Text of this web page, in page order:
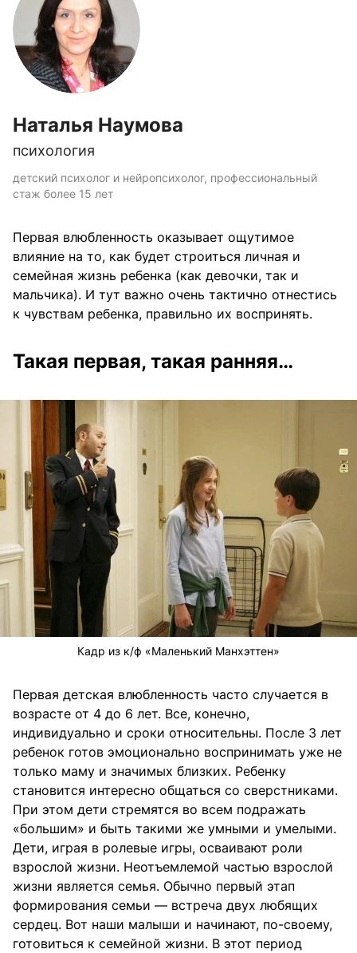
Наталья Наумова
психология
детский психолог и нейропсихолог, профессиональный
стаж более 15 лет
Первая влюбленность оказывает ощутимое
влияние на то, как будет строиться личная и
семейная жизнь ребенка (как девочки, так и
мальчика). И тут важно очень тактично отнестись
к чувствам ребенка, правильно их воспринять.
Такая первая, такая ранняя…
Кадр из к/ф «Маленький Манхэттен»
Первая детская влюбленность часто случается в
возрасте от 4 до 6 лет. Все, конечно,
индивидуально и сроки относительны. После 3 лет
ребенок готов эмоционально воспринимать уже не
только маму и значимых близких. Ребенку
становится интересно общаться со сверстниками.
При этом дети стремятся во всем подражать
«большим» и быть такими же умными и умелыми.
Дети, играя в ролевые игры, осваивают роли
взрослой жизни. Неотъемлемой частью взрослой
жизни является семья. Обычно первый этап
формирования семьи — встреча двух любящих
сердец. Вот наши малыши и начинают, по-своему,
готовиться к семейной жизни. В этот период